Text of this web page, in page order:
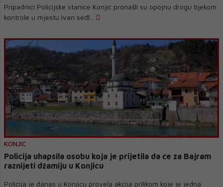
Pripadnici Policijske stanice Konjic pronašli su opojnu drogu tijekom
kontrole u mjestu Ivan sedl...
KONJIC
Policija uhapsila osobu koja je prijetila da će za Bajram
raznijeti džamiju u Konjicu
Policija je danas u Konjicu provela akcija prilikom koje je jedna